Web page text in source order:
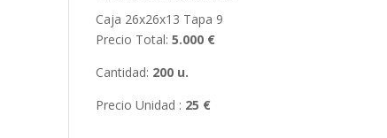
Caja 26x26x13 Tapa 9
Precio Total:5.000 €
Cantidad: 200 u.
Precio Unidad : 25 €